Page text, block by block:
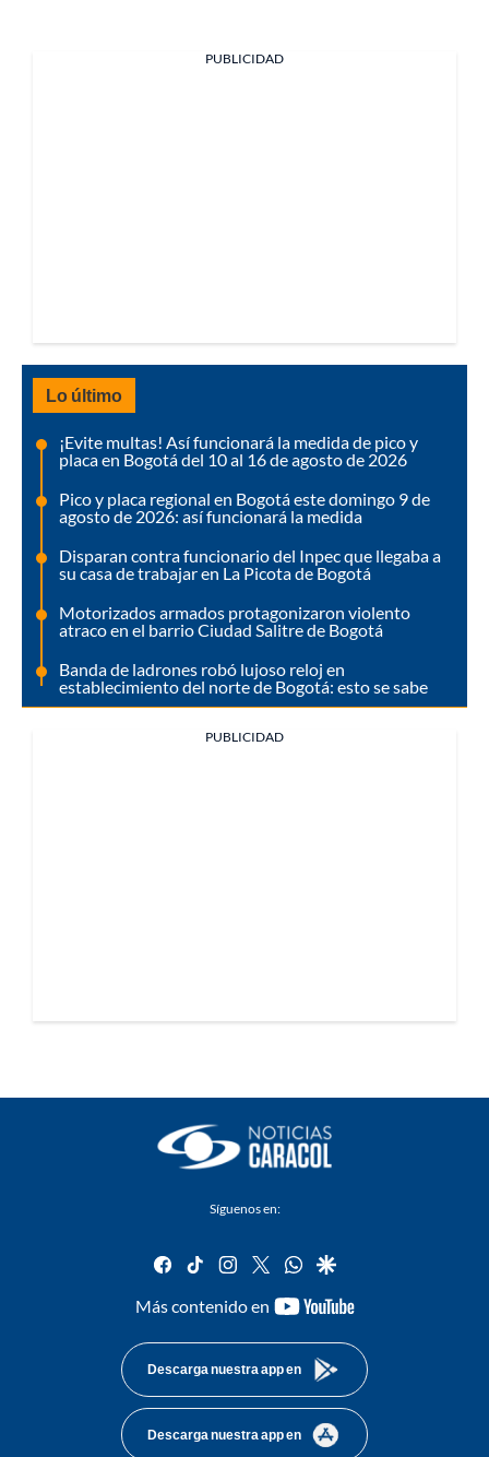
PUBLICIDAD
Lo último
¡Evite multas! Así funcionará la medida de pico y
placa en Bogotá del 10 al 16 de agosto de 2026
Pico y placa regional en Bogotá este domingo 9 de
agosto de 2026: así funcionará la medida
Disparan contra funcionario del Inpec que llegaba a
su casa de trabajar en La Picota de Bogotá
Motorizados armados protagonizaron violento
atraco en el barrio Ciudad Salitre de Bogotá
Banda de ladrones robó lujoso reloj en
establecimiento del norte de Bogotá: esto se sabe
PUBLICIDAD
Síguenos en:
facebook
tiktok instagram
twitterwhatsapp
google
Más contenido en
youtube-
Descarga nuestra app en
Descarga nuestra app en